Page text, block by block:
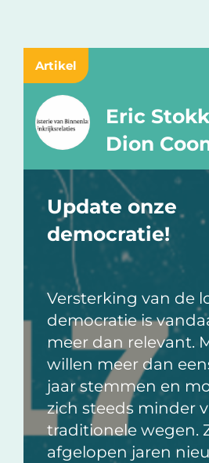
Artikel
Eric
Dion
Update onze
democratie!
Versterking van de
democratie is
meer dan relevant.
willen meer dan
jaar stemmen en
zich steeds minder
traditionele wegen.
afgelopen jaren